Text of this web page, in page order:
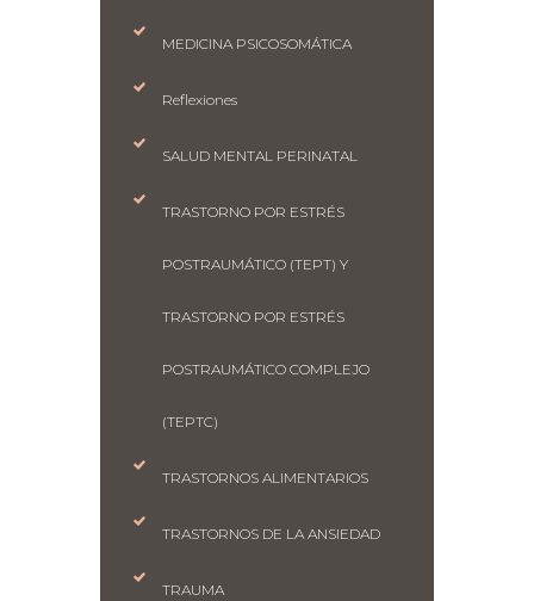
MEDICINA PSICOSOMÁTICA
Reflexiones
SALUD MENTAL PERINATAL
TRASTORNO POR ESTRÉS
POSTRAUMÁTICO (TEPT) Y
TRASTORNO POR ESTRÉS
POSTRAUMÁTICO COMPLEJO
(TEPTC)
TRASTORNOS ALIMENTARIOS
TRASTORNOS DE LA ANSIEDAD
TRAUMA